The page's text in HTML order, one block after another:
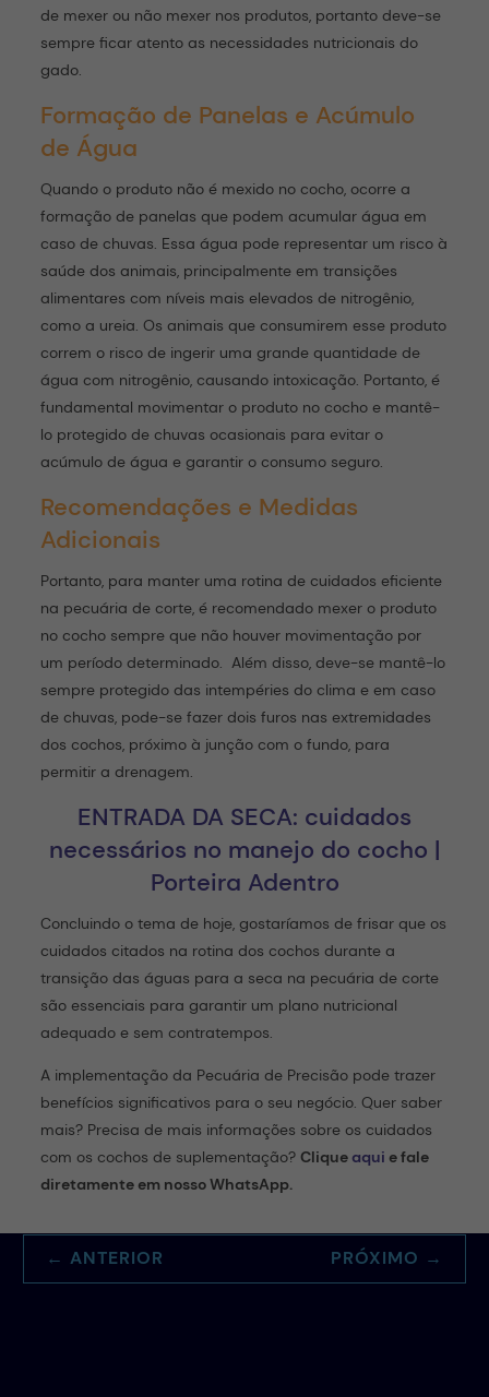
de mexer ou não mexer nos produtos, portanto deve-se
sempre ficar atento as necessidades nutricionais do
gado.
Formação de Panelas e Acúmulo
de Água
Quando o produto não é mexido no cocho, ocorre a
formação de panelas que podem acumular água em
caso de chuvas. Essa água pode representar um risco à
saúde dos animais, principalmente em transições
alimentares com níveis mais elevados de nitrogênio,
como a ureia. Os animais que consumirem esse produto
correm o risco de ingerir uma grande quantidade de
água com nitrogênio, causando intoxicação. Portanto, é
fundamental movimentar o produto no cocho e mantê-
lo protegido de chuvas ocasionais para evitar o
acúmulo de água e garantir o consumo seguro.
Recomendações e Medidas
Adicionais
Portanto, para manter uma rotina de cuidados eficiente
na pecuária de corte, é recomendado mexer o produto
no cocho sempre que não houver movimentação por
um período determinado. Além disso, deve-se mantê-lo
sempre protegido das intempéries do clima e em caso
de chuvas, pode-se fazer dois furos nas extremidades
dos cochos, próximo à junção com o fundo, para
permitir a drenagem.
ENTRADA DA SECA: cuidados
necessários no manejo do cocho |
Porteira Adentro
Concluindo o tema de hoje, gostaríamos de frisar que os
cuidados citados na rotina dos cochos durante a
transição das águas para a seca na pecuária de corte
são essenciais para garantir um plano nutricional
adequado e sem contratempos.
A implementação da Pecuária de Precisão pode trazer
benefícios significativos para o seu negócio. Quer saber
mais? Precisa de mais informações sobre os cuidados
com os cochos de suplementação?Clique aqui e fale
diretamente em nosso WhatsApp.
←ANTERIOR PRÓXIMO →